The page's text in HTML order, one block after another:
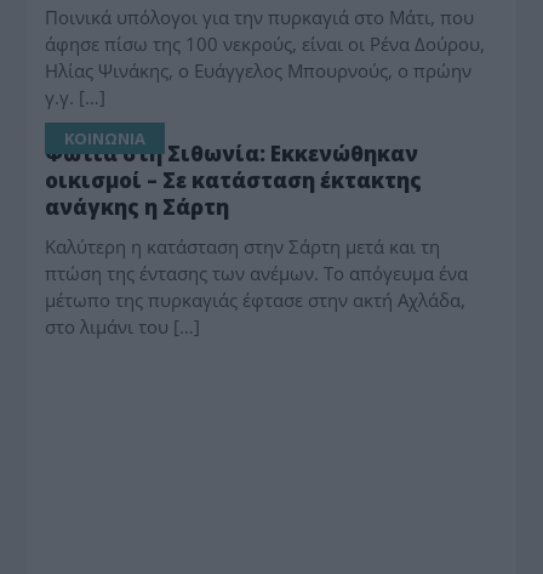
Ποινικά υπόλογοι για την πυρκαγιά στο Μάτι, που
άφησε πίσω της 100 νεκρούς, είναι οι Ρένα Δούρου,
Ηλίας Ψινάκης, ο Ευάγγελος Μπουρνούς, ο πρώην
γ.γ. […]
ΚΟΙΝΩΝΙΑ
Φωτιά στη Σιθωνία: Εκκενώθηκαν
οικισμοί – Σε κατάσταση έκτακτης
ανάγκης η Σάρτη
Καλύτερη η κατάσταση στην Σάρτη μετά και τη
πτώση της έντασης των ανέμων. Το απόγευμα ένα
μέτωπο της πυρκαγιάς έφτασε στην ακτή Αχλάδα,
στο λιμάνι του […]